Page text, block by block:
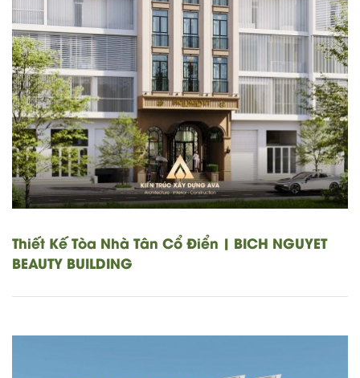
Thiết Kế Tòa Nhà Tân Cổ Điển | BICH NGUYET
BEAUTY BUILDING